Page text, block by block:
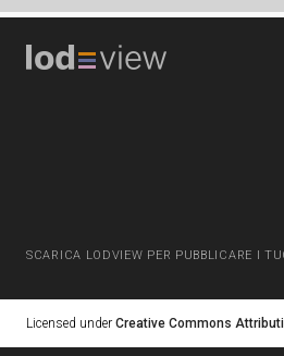
SCARICA LODVIEW PER PUBBLICARE I
Licensed under Creative Commons